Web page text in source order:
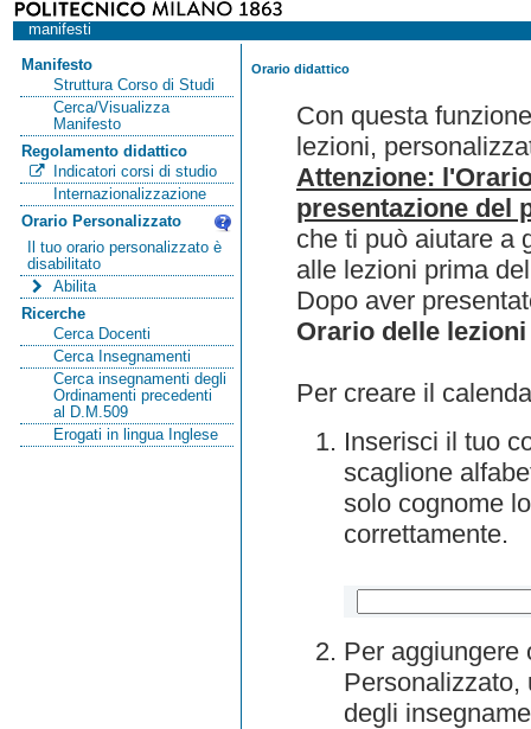
manifesti
Manifesto
Struttura Corso di Studi
Cerca/Visualizza
Manifesto
Regolamento didattico
Indicatori corsi di studio
Internazionalizzazione
Orario Personalizzato
Il tuo orario personalizzato è
disabilitato
Abilita
Ricerche
Cerca Docenti
Cerca Insegnamenti
Cerca insegnamenti degli
Ordinamenti precedenti
al D.M.509
Erogati in lingua Inglese
Orario didattico
Con questa
lezioni,
Attenzione:
presentazione del
che ti può aiutare a
alle lezioni prima
Dopo aver
Orario delle lezioni
Per creare il
Inserisci il tuo
scaglione
solo cognome
correttamente.
Per aggiungere
Personalizzato,
degli